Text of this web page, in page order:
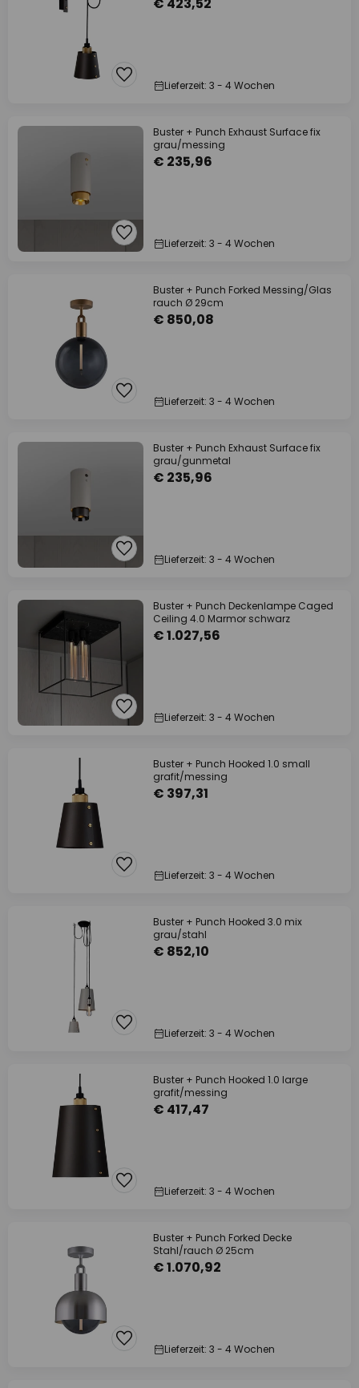
€ 423,52
Lieferzeit: 3 - 4 Wochen
Buster + Punch Exhaust Surface fix
grau/messing
€ 235,96
Lieferzeit: 3 - 4 Wochen
Buster + Punch Forked Messing/Glas
rauch Ø 29cm
€ 850,08
Lieferzeit: 3 - 4 Wochen
Buster + Punch Exhaust Surface fix
grau/gunmetal
€ 235,96
Lieferzeit: 3 - 4 Wochen
Buster + Punch Deckenlampe Caged
Ceiling 4.0 Marmor schwarz
€ 1.027,56
Lieferzeit: 3 - 4 Wochen
Buster + Punch Hooked 1.0 small
grafit/messing
€ 397,31
Lieferzeit: 3 - 4 Wochen
Buster + Punch Hooked 3.0 mix
grau/stahl
€ 852,10
Lieferzeit: 3 - 4 Wochen
Buster + Punch Hooked 1.0 large
grafit/messing
€ 417,47
Lieferzeit: 3 - 4 Wochen
Buster + Punch Forked Decke
Stahl/rauch Ø 25cm
€ 1.070,92
Lieferzeit: 3 - 4 Wochen